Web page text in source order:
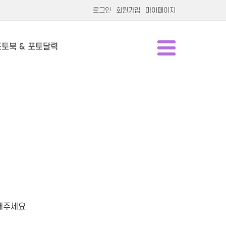
로그인 회원가입 마이페이지
북 & 포토달력
주세요.